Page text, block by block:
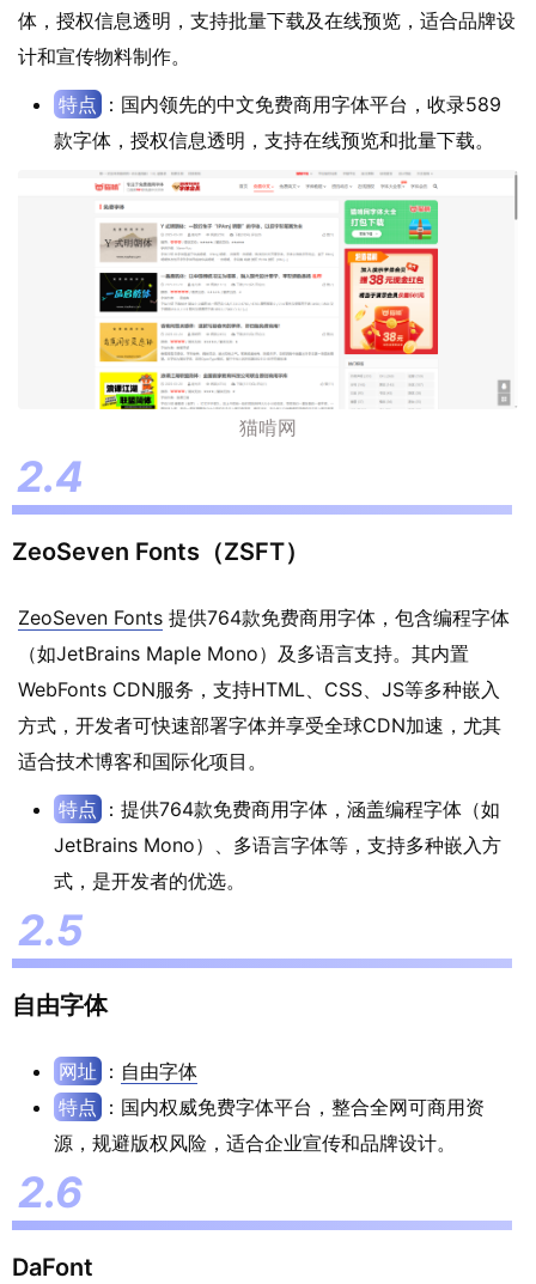
体，授权信息透明，支持批量下载及在线预览，适合品牌设
计和宣传物料制作。
特点 ：国内领先的中文免费商用字体平台，收录589
款字体，授权信息透明，支持在线预览和批量下载。
猫啃网
ZeoSeven Fonts（ZSFT）
ZeoSeven Fonts 提供764款免费商用字体，包含编程字体
（如JetBrains Maple Mono）及多语言支持。其内置
WebFonts CDN服务，支持HTML、CSS、JS等多种嵌入
方式，开发者可快速部署字体并享受全球CDN加速，尤其
适合技术博客和国际化项目。
特点 ：提供764款免费商用字体，涵盖编程字体（如
JetBrains Mono）、多语言字体等，支持多种嵌入方
式，是开发者的优选。
自由字体
网址 ： 自由字体
特点 ：国内权威免费字体平台，整合全网可商用资
源，规避版权风险，适合企业宣传和品牌设计。
DaFont